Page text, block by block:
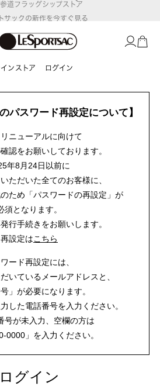
サックの新作を今すぐ見る
道フラッグシップストア
ンストア ログイン
パスワード再設定について】
ニューアルに向けて
認をお願いしております。
年8月24日以前に
ただいた全てのお客様に、
ため「パスワードの再設定」が
須となります。
行手続きをお願いします。
再設定はこちら
ード再設定には、
いているメールアドレスと、
号」が必要になります。
した電話番号を入力ください。
号が未入力、空欄の方は
0000」を入力ください。
ログイン